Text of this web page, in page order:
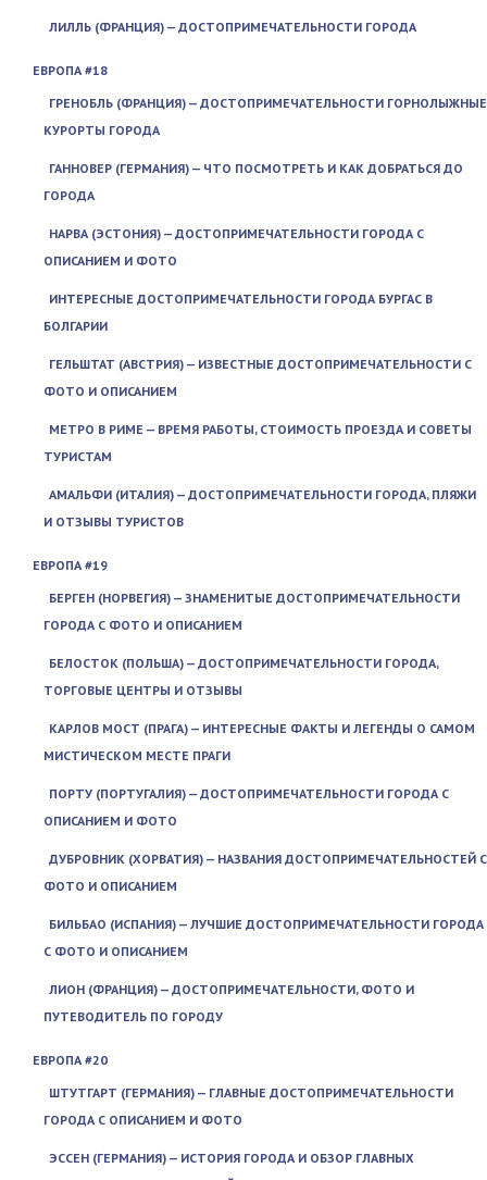
ЛИЛЛЬ (ФРАНЦИЯ) — ДОСТОПРИМЕЧАТЕЛЬНОСТИ ГОРОДА
ЕВРОПА #18
ГРЕНОБЛЬ (ФРАНЦИЯ) — ДОСТОПРИМЕЧАТЕЛЬНОСТИ ГОРНОЛЫЖНЫЕ
КУРОРТЫ ГОРОДА
ГАННОВЕР (ГЕРМАНИЯ) — ЧТО ПОСМОТРЕТЬ И КАК ДОБРАТЬСЯ ДО
ГОРОДА
НАРВА (ЭСТОНИЯ) — ДОСТОПРИМЕЧАТЕЛЬНОСТИ ГОРОДА С
ОПИСАНИЕМ И ФОТО
ИНТЕРЕСНЫЕ ДОСТОПРИМЕЧАТЕЛЬНОСТИ ГОРОДА БУРГАС В
БОЛГАРИИ
ГЕЛЬШТАТ (АВСТРИЯ) — ИЗВЕСТНЫЕ ДОСТОПРИМЕЧАТЕЛЬНОСТИ С
ФОТО И ОПИСАНИЕМ
МЕТРО В РИМЕ — ВРЕМЯ РАБОТЫ, СТОИМОСТЬ ПРОЕЗДА И СОВЕТЫ
ТУРИСТАМ
АМАЛЬФИ (ИТАЛИЯ) — ДОСТОПРИМЕЧАТЕЛЬНОСТИ ГОРОДА, ПЛЯЖИ
И ОТЗЫВЫ ТУРИСТОВ
ЕВРОПА #19
БЕРГЕН (НОРВЕГИЯ) — ЗНАМЕНИТЫЕ ДОСТОПРИМЕЧАТЕЛЬНОСТИ
ГОРОДА С ФОТО И ОПИСАНИЕМ
БЕЛОСТОК (ПОЛЬША) — ДОСТОПРИМЕЧАТЕЛЬНОСТИ ГОРОДА,
ТОРГОВЫЕ ЦЕНТРЫ И ОТЗЫВЫ
КАРЛОВ МОСТ (ПРАГА) — ИНТЕРЕСНЫЕ ФАКТЫ И ЛЕГЕНДЫ О САМОМ
МИСТИЧЕСКОМ МЕСТЕ ПРАГИ
ПОРТУ (ПОРТУГАЛИЯ) — ДОСТОПРИМЕЧАТЕЛЬНОСТИ ГОРОДА С
ОПИСАНИЕМ И ФОТО
ДУБРОВНИК (ХОРВАТИЯ) — НАЗВАНИЯ ДОСТОПРИМЕЧАТЕЛЬНОСТЕЙ С
ФОТО И ОПИСАНИЕМ
БИЛЬБАО (ИСПАНИЯ) — ЛУЧШИЕ ДОСТОПРИМЕЧАТЕЛЬНОСТИ ГОРОДА
С ФОТО И ОПИСАНИЕМ
ЛИОН (ФРАНЦИЯ) — ДОСТОПРИМЕЧАТЕЛЬНОСТИ, ФОТО И
ПУТЕВОДИТЕЛЬ ПО ГОРОДУ
ЕВРОПА #20
ШТУТГАРТ (ГЕРМАНИЯ) — ГЛАВНЫЕ ДОСТОПРИМЕЧАТЕЛЬНОСТИ
ГОРОДА С ОПИСАНИЕМ И ФОТО
ЭССЕН (ГЕРМАНИЯ) — ИСТОРИЯ ГОРОДА И ОБЗОР ГЛАВНЫХ